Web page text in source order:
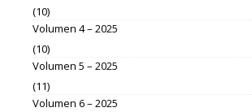
(10)
Volumen 4 – 2025
(10)
Volumen 5 – 2025
(11)
Volumen 6 – 2025